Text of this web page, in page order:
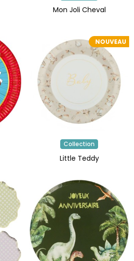
Mon Joli Cheval
NOUVEAU
Collection
Little Teddy